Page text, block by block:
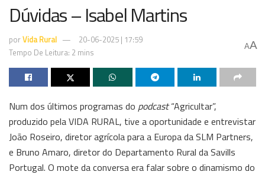
Dúvidas – Isabel Martins
porVida Rural
20-06-2025 | 17:59
Tempo De Leitura: 2 mins
AA
Num dos últimos programas do podcast“Agricultar”,
produzido pela VIDA RURAL, tive a oportunidade e entrevistar
João Roseiro, diretor agrícola para a Europa da SLM Partners,
e Bruno Amaro, diretor do Departamento Rural da Savills
Portugal. O mote da conversa era falar sobre o dinamismo do